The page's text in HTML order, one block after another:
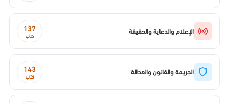
الإعلام والدعاية والحقيقة 137
كتاب
الجريمة والقانون والعدالة 143
كتاب